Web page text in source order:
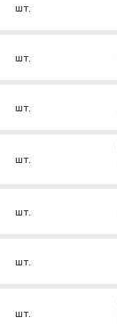
шт.
шт.
шт.
шт.
шт.
шт.
шт.